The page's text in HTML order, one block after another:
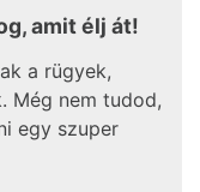
amit élj át!
a rügyek,
Még nem tudod,
egy szuper